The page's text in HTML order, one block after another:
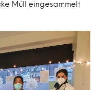
Müll eingesammelt